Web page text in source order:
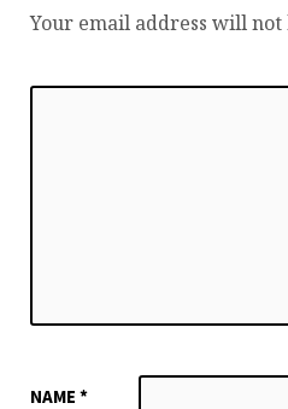
Your email address will not
NAME *